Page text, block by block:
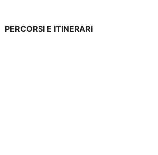
PERCORSI E ITINERARI